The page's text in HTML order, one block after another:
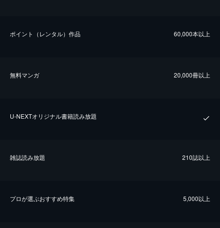
ポイント（レンタル）作品 60,000本以上
無料マンガ 20,000冊以上
U-NEXTオリジナル書籍読み放題
雑誌読み放題 210誌以上
プロが選ぶおすすめ特集 5,000以上